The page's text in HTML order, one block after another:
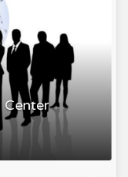
Center